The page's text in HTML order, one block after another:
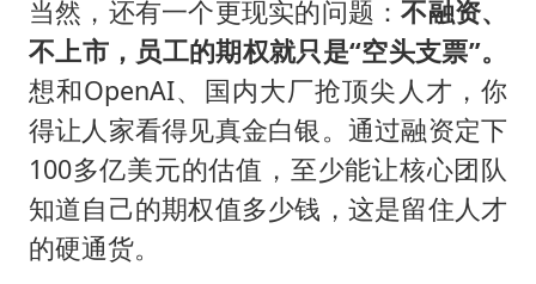
当然，还有一个更现实的问题：不融资、
不上市，员工的期权就只是“空头支票”。
想和OpenAI、国内大厂抢顶尖人才，你
得让人家看得见真金白银。通过融资定下
100多亿美元的估值，至少能让核心团队
知道自己的期权值多少钱，这是留住人才
的硬通货。